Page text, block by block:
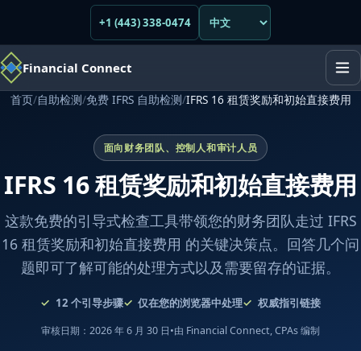
+1 (443) 338-0474
Financial Connect
首页/自助检测/免费 IFRS 自助检测/IFRS 16 租赁奖励和初始直接费用
面向财务团队、控制人和审计人员
IFRS 16 租赁奖励和初始直接费用
这款免费的引导式检查工具带领您的财务团队走过 IFRS
16 租赁奖励和初始直接费用 的关键决策点。回答几个问
题即可了解可能的处理方式以及需要留存的证据。
12 个引导步骤 仅在您的浏览器中处理 权威指引链接
审核日期：2026 年 6 月 30 日•由 Financial Connect, CPAs 编制